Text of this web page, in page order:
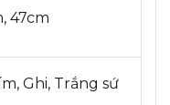
47cm
Ghi, Trắng sứ